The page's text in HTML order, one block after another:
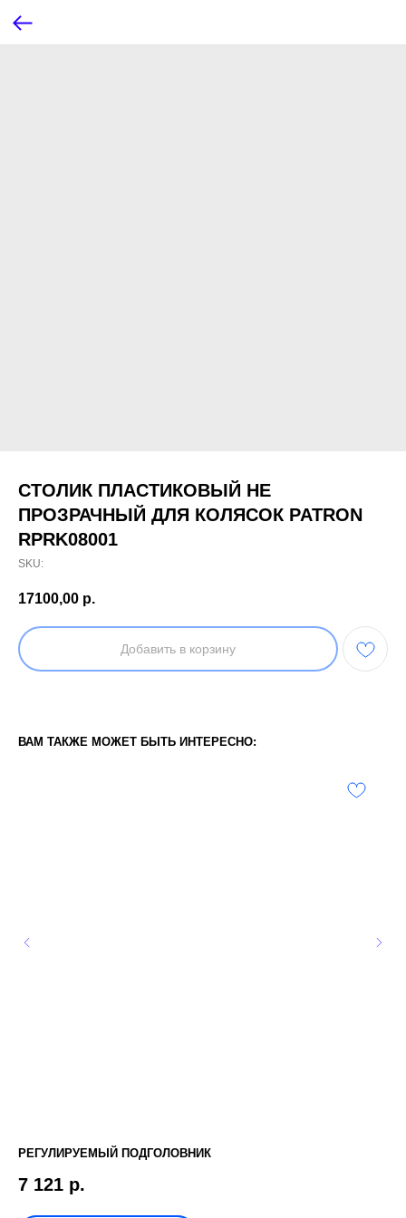
СТОЛИК ПЛАСТИКОВЫЙ НЕ
ПРОЗРАЧНЫЙ ДЛЯ КОЛЯСОК PATRON
RPRK08001
SKU:
17100,00 р.
Добавить в корзину
ВАМ ТАКЖЕ МОЖЕТ БЫТЬ ИНТЕРЕСНО:
РЕГУЛИРУЕМЫЙ ПОДГОЛОВНИК
7 121 р.